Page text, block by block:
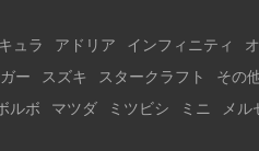
ュラ アドリア インフィニティ
ー スズキ スタークラフト その
ルボ マツダ ミツビシ ミニ メル